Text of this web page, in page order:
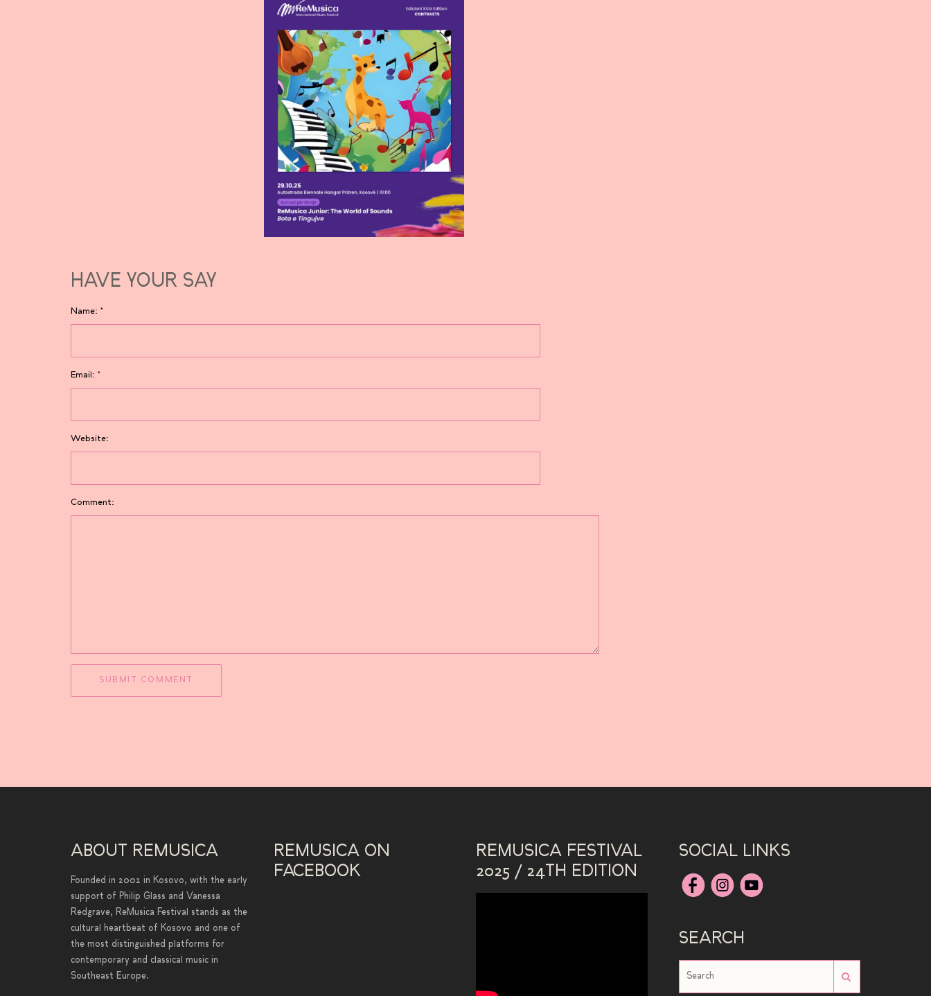
HAVE YOUR SAY
Name: *
Email: *
Website:
Comment:
ABOUT REMUSICA
Founded in 2002 in Kosovo, with the early
support of Philip Glass and Vanessa
Redgrave, ReMusica Festival stands as the
cultural heartbeat of Kosovo and one of
the most distinguished platforms for
contemporary and classical music in
Southeast Europe.
REMUSICA ON
FACEBOOK
REMUSICA FESTIVAL
2025 / 24TH EDITION
SOCIAL LINKS
SEARCH